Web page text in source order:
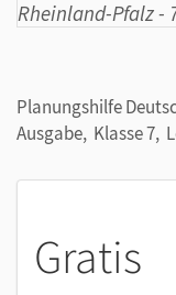
Planungshilfe
Ausgabe, Klasse 7,
Gratis